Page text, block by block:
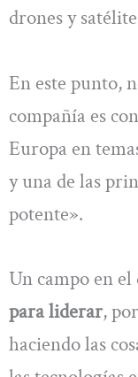
drones y
En este punto,
compañía es
Europa en
y una de las
potente».
Un campo en el
para liderar,
haciendo las